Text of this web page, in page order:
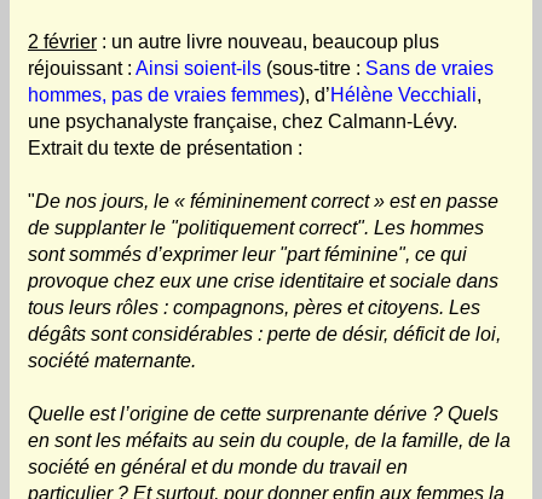
2 février : un autre livre nouveau, beaucoup plus
réjouissant : Ainsi soient-ils (sous-titre : Sans de vraies
hommes, pas de vraies femmes), d’Hélène Vecchiali,
une psychanalyste française, chez Calmann-Lévy.
Extrait du texte de présentation :
"De nos jours, le « fémininement correct » est en passe
de supplanter le "politiquement correct". Les hommes
sont sommés d’exprimer leur "part féminine", ce qui
provoque chez eux une crise identitaire et sociale dans
tous leurs rôles : compagnons, pères et citoyens. Les
dégâts sont considérables : perte de désir, déficit de loi,
société maternante.
Quelle est l’origine de cette surprenante dérive ? Quels
en sont les méfaits au sein du couple, de la famille, de la
société en général et du monde du travail en
particulier ? Et surtout, pour donner enfin aux femmes la